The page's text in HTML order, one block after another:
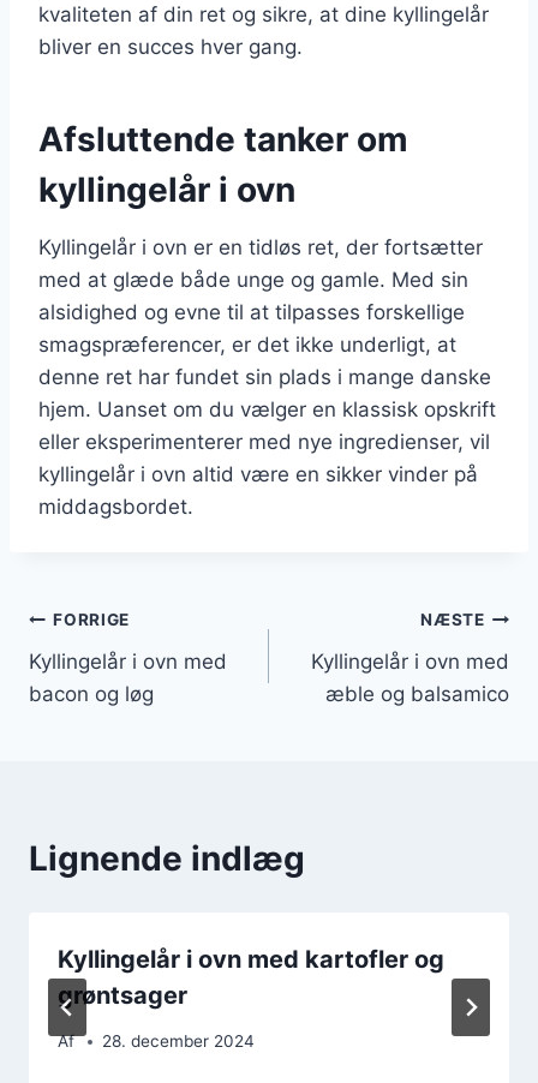
kvaliteten af din ret og sikre, at dine kyllingelår
bliver en succes hver gang.
Afsluttende tanker om
kyllingelår i ovn
Kyllingelår i ovn er en tidløs ret, der fortsætter
med at glæde både unge og gamle. Med sin
alsidighed og evne til at tilpasses forskellige
smagspræferencer, er det ikke underligt, at
denne ret har fundet sin plads i mange danske
hjem. Uanset om du vælger en klassisk opskrift
eller eksperimenterer med nye ingredienser, vil
kyllingelår i ovn altid være en sikker vinder på
middagsbordet.
Indlægsnavigation
FORRIGE
Kyllingelår i ovn med
bacon og løg
NÆSTE
Kyllingelår i ovn med
æble og balsamico
Lignende indlæg
Kyllingelår i ovn med kartofler og
grøntsager
Af 28. december 2024